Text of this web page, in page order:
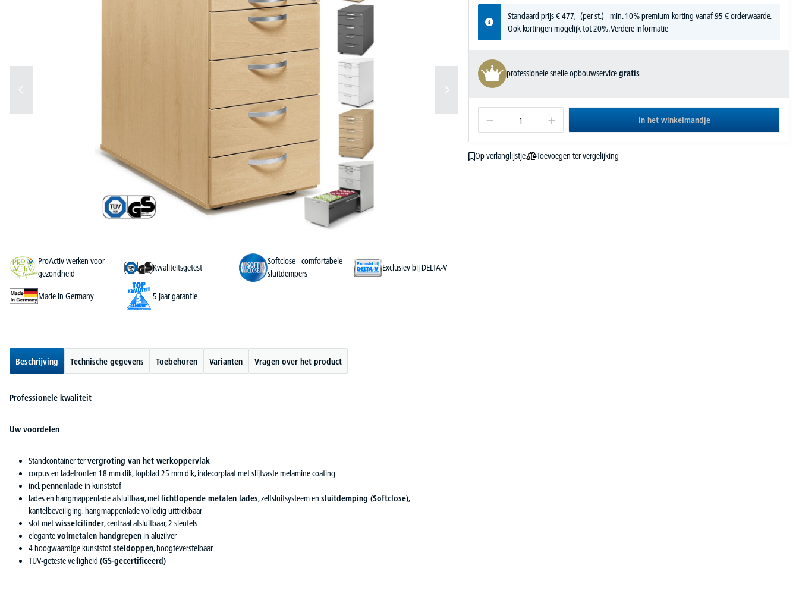
Standaard prijs€477,-(per st.) - min. 10% premium-korting vanaf 95 € orderwaarde.
Ook kortingen mogelijk tot 20%.Verdere informatie
professionele snelle opbouwservicegratis
In het winkelmandje
Op verlanglijstje Toevoegen ter vergelijking
ProActiv werken voor
gezondheid
Kwaliteitsgetest
Softclose - comfortabele
sluitdempers
Exclusiev bij DELTA-V
Made in Germany 5 jaar garantie
Beschrijving Technische gegevens Toebehoren Varianten Vragen over het product
Professionele kwaliteit
Uw voordelen
Standcontainer tervergroting van het werkoppervlak
corpus en ladefronten 18 mm dik, topblad 25 mm dik, indecorplaat met slijtvaste melamine coating
incl.pennenladein kunststof
lades en hangmappenlade afsluitbaar, met lichtlopende metalen lades, zelfsluitsysteem en sluitdemping (Softclose),
kantelbeveiliging, hangmappenlade volledig uittrekbaar
slot metwisselcilinder, centraal afsluitbaar, 2 sleutels
elegantevolmetalen handgrepenin aluzilver
4 hoogwaardige kunststofsteldoppen, hoogteverstelbaar
TUV-geteste veiligheid (GS-gecertificeerd)